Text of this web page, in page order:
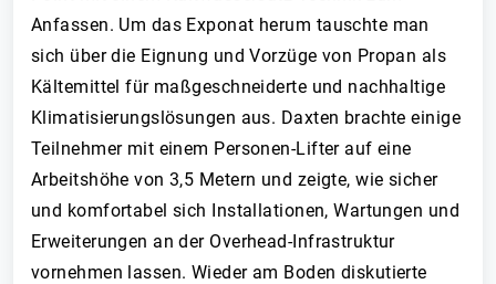
Anfassen. Um das Exponat herum tauschte man
sich über die Eignung und Vorzüge von Propan als
Kältemittel für maßgeschneiderte und nachhaltige
Klimatisierungslösungen aus. Daxten brachte einige
Teilnehmer mit einem Personen-Lifter auf eine
Arbeitshöhe von 3,5 Metern und zeigte, wie sicher
und komfortabel sich Installationen, Wartungen und
Erweiterungen an der Overhead-Infrastruktur
vornehmen lassen. Wieder am Boden diskutierte